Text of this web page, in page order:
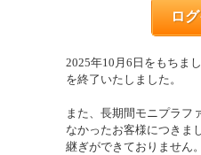
ロ
2025年10月6日をもちま
を終了いたしました。
また、長期間モニプラフ
なかったお客様につきま
継ぎができておりません。